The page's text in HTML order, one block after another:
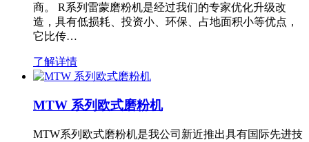
商。 R系列雷蒙磨粉机是经过我们的专家优化升级改
造，具有低损耗、投资小、环保、占地面积小等优点，
它比传…
了解详情
MTW 系列欧式磨粉机
MTW系列欧式磨粉机是我公司新近推出具有国际先进技